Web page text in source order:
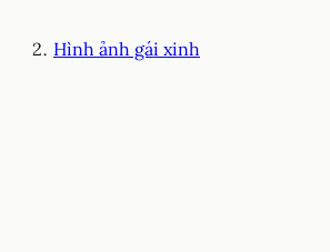
Hình ảnh gái xinh